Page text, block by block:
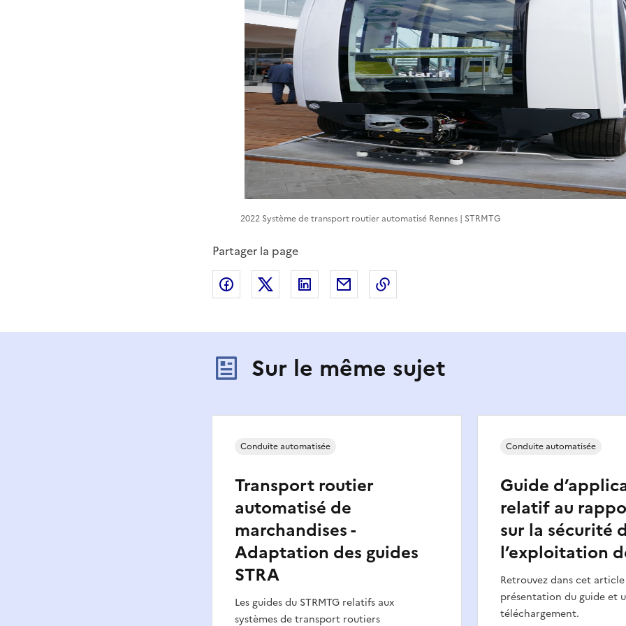
2022 Système de transport routier automatisé Rennes | STRMTG
Partager la page
Partager sur Facebook
Partager sur XPartager sur LinkedIn
Partager par email
Sur le même sujet
Transport routier
automatisé de
marchandises -
Adaptation des guides
STRA
Les guides du STRMTG relatifs aux
systèmes de transport routiers
Conduite automatisée
Guide
relatif au
sur la sécurité
l’exploitation
Retrouvez dans cet
présentation du guide et
téléchargement.
Conduite automatisée